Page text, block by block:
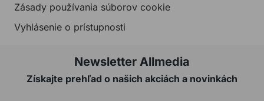
Zásady používania súborov cookie
Vyhlásenie o prístupnosti
Newsletter Allmedia
Získajte prehľad o našich akciách a novinkách